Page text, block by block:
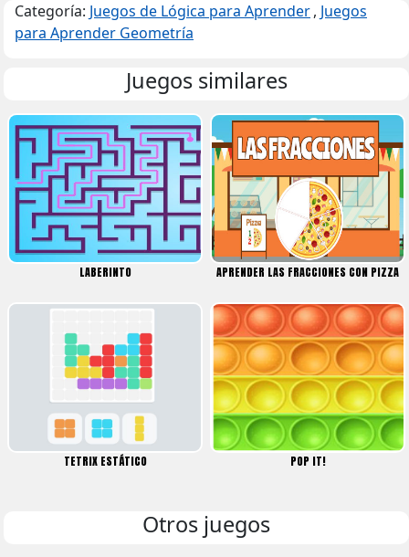
Categoría: Juegos de Lógica para Aprender, Juegos
para Aprender Geometría
Juegos similares
LABERINTO APRENDER LAS FRACCIONES CON PIZZA
TETRIX ESTÁTICO POP IT!
Otros juegos